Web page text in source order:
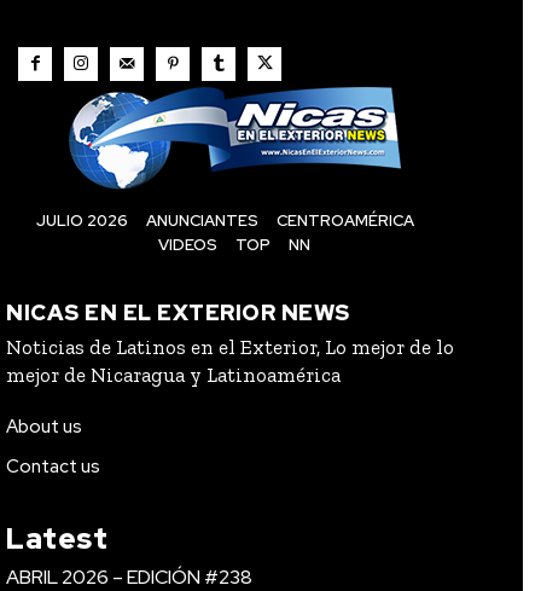
JULIO 2026 ANUNCIANTES
CENTROAMÉRICA
VIDEOS
TOP NN
NICAS EN EL EXTERIOR NEWS
Noticias de Latinos en el Exterior, Lo mejor de lo
mejor de Nicaragua y Latinoamérica
About us
Contact us
Latest
ABRIL 2026 – EDICIÓN #238